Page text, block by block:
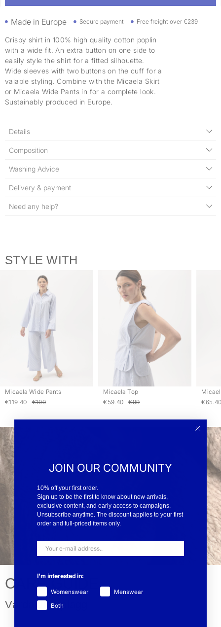
Made in Europe Secure payment Free freight over €239
Crispy shirt in 100% high quality cotton poplin
with a wide fit. An extra button on one side to
easily style the shirt for a fitted silhouette.
Wide sleeves with two buttons on the cuff for a
vaiable styling. Combine with the Micaela Skirt
or Micaela Wide Pants in for a complete look.
Sustainably produced in Europe.
Details
Composition
Washing Advice
Delivery & payment
Need any help?
STYLE WITH
Micaela Wide Pants
€119.40
€199
Micaela Top
€59.40
€99
CARE GUIDE
Vårda dina plagg
JOIN OUR COMMUNITY
10% off your first order.
Sign up to be the first to know about new arrivals,
exclusive content, and early access to campaigns.
Unsubscribe anytime. The discount applies to your first
order and full-priced items only.
I'm interested in:
Womenswear
Menswear
Both